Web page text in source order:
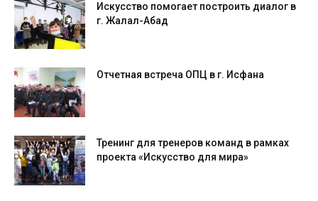
Искусство помогает построить диалог в
г. Жалал-Абад
Отчетная встреча ОПЦ в г. Исфана
Тренинг для тренеров команд в рамках
проекта «Искусство для мира»